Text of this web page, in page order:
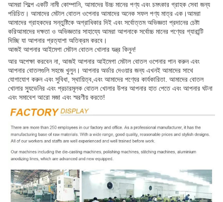
আমরা শিল্পে একটি নামী কোম্পানি, আমাদের উচ্চ মানের পণ্য এবং চমৎকার গ্রাহক সেবা জন্য
পরিচিত। আমাদের মেটাল বোতল ওপেনার আমাদের অনেক সফল পণ্য মাত্র এক।আমরা
আমাদের গ্রাহকদের সন্তুষ্টিকে অগ্রাধিকার দিই এবং সর্বোত্তম অভিজ্ঞতা প্রদানের চেষ্টা
করিআমাদের দক্ষতা ও অভিজ্ঞতার সাহায্যে আমরা আপনাকে সর্বোচ্চ মানের পণ্যের গ্যারান্টি
দিচ্ছি যা আপনার প্রত্যাশা অতিক্রম করবে।
আজই আপনার আইমেগা মেটাল বোতল খোলার যন্ত্র কিনুন!
আর অপেক্ষা করবেন না, আজই আপনার আইমেগা মেটাল বোতল ওপেনার পান করুন এবং
আপনার বোতলগুলি সহজে খুলুন। আপনার অর্ডার দেওয়ার জন্য এখনই আমাদের সাথে
যোগাযোগ করুন এবং সুবিধা, স্থায়িত্ব,এবং আমাদের পণ্যের কার্যকারিতা. আমাদের বোতল
খোলার স্যুভেনির এবং প্রচারমূলক বোতল খোলার উপর আপনার হাত পেতে এবং আপনার ঘটনা
এবং সমাবেশ আরো মজা এবং স্মরণীয় করতে!